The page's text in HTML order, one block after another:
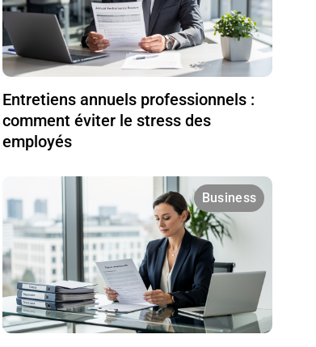
Entretiens annuels professionnels :
comment éviter le stress des
employés
Business